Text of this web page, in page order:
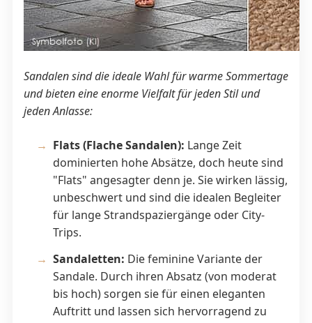
Sandalen sind die ideale Wahl für warme Sommertage
und bieten eine enorme Vielfalt für jeden Stil und
jeden Anlasse:
Flats (Flache Sandalen): Lange Zeit
dominierten hohe Absätze, doch heute sind
"Flats" angesagter denn je. Sie wirken lässig,
unbeschwert und sind die idealen Begleiter
für lange Strandspaziergänge oder City-
Trips.
Sandaletten: Die feminine Variante der
Sandale. Durch ihren Absatz (von moderat
bis hoch) sorgen sie für einen eleganten
Auftritt und lassen sich hervorragend zu